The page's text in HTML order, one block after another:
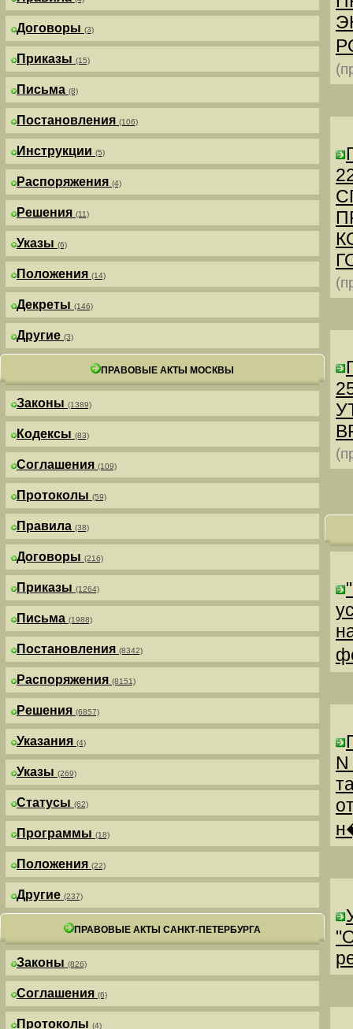
Договоры (3)
Приказы (15)
Письма (8)
Постановления (106)
Инструкции (5)
Распоряжения (4)
Решения (11)
Указы (6)
Положения (14)
Декреты (146)
Другие (3)
ПРАВОВЫЕ АКТЫ МОСКВЫ
Законы (1389)
Кодексы (83)
Соглашения (109)
Протоколы (59)
Правила (38)
Договоры (216)
Приказы (1264)
Письма (1988)
Постановления (8342)
Распоряжения (8151)
Решения (6857)
Указания (4)
Указы (269)
Статусы (62)
Программы (18)
Положения (22)
Другие (237)
ПРАВОВЫЕ АКТЫ САНКТ-ПЕТЕРБУРГА
Законы (826)
Соглашения (6)
Протоколы (4)